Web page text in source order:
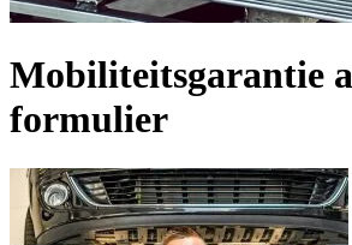
Mobiliteitsgarantie
formulier